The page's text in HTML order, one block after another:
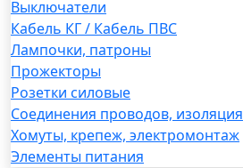
Выключатели
Кабель КГ / Кабель ПВС
Лампочки, патроны
Прожекторы
Розетки силовые
Соединения проводов, изоляция
Хомуты, крепеж, электромонтаж
Элементы питания